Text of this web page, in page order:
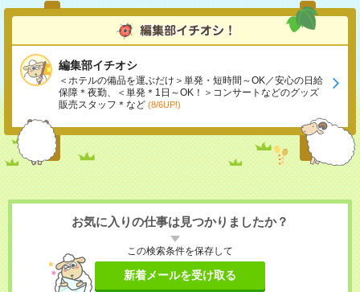
編集部イチオシ
＜ホテルの備品を運ぶだけ＞単発・短時間～OK／安心の日給
保障＊夜勤、＜単発＊1日～OK！＞コンサートなどのグッズ
販売スタッフ＊など (8/6UP!)
お気に入りの仕事は見つかりましたか？
この検索条件を保存して
新着メールを受け取る